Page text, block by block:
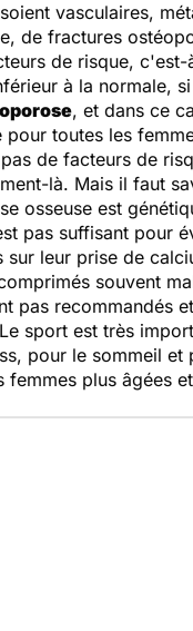
vasculaires,
de fractures
de risque,
à la normale,
, et dans ce
toutes les
de facteurs de
là. Mais il faut
osseuse est
pas suffisant pour
leur prise de
souvent
pas recommandés
sport est très
pour le sommeil et
plus âgées